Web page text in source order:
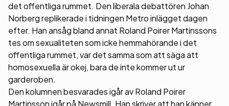
det offentliga rummet. Den liberala debattören Johan
Norberg replikerade i tidningen Metro inlägget dagen
efter. Han ansåg bland annat Roland Poirer Martinssons
tes om sexualiteten som icke hemmahörande i det
offentliga rummet, var det samma som att säga att
homosexuella är okej, bara de inte kommer ut ur
garderoben.
Den kolumnen besvarades igår av Roland Poirer
Martinsson igår på Newsmill. Han skriver att han känner